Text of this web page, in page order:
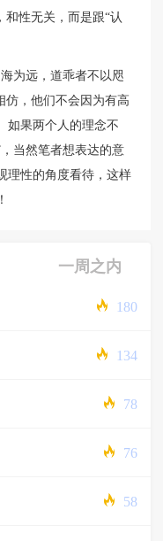
和性无关，而是跟“认
为远，道乖者不以咫
仿，他们不会因为有高
如果两个人的理念不
当然笔者想表达的意
理性的角度看待，这样
一周之内
180
134
78
76
58